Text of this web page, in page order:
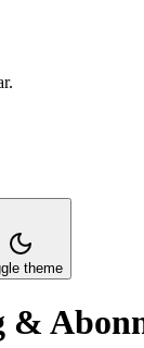
theme
&